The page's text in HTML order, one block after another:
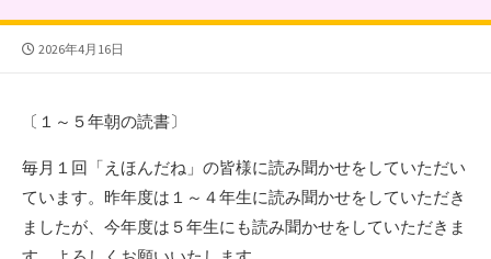
公
2026年4月16日
〔１～５年朝の読書〕
毎月１回「えほんだね」の皆様に読み聞かせをしていただい
ています。昨年度は１～４年生に読み聞かせをしていただき
ましたが、今年度は５年生にも読み聞かせをしていただきま